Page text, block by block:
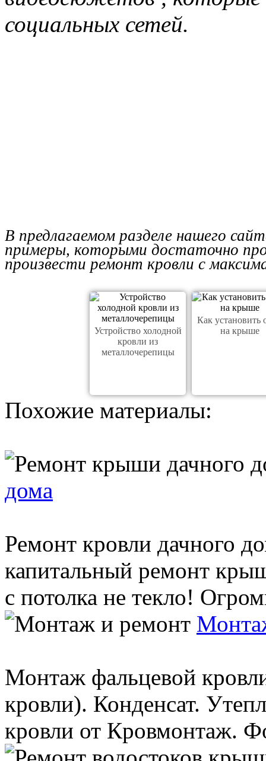
социальных сетей.
В предлагаемом разделе нашего
примеры, которыми достаточно
произвести ремонт кровли с
Устройство холодной
кровли из
металлочерепицы
Как установить
на крыше
Похожие материалы:
дома
Ремонт кровли дачного
капитальный ремонт
с потолка не текло!
Монтаж фальцевой
кровли). Конденсат.
кровли от Кровмонтаж.